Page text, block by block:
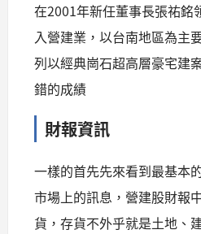
在2001年新任董事長張祐銘
入營建業，以台南地區為主
列以經典崗石超高層豪宅建
錯的成績
財報資訊
一樣的首先先來看到最基本
市場上的訊息，營建股財報
貨，存貨不外乎就是土地、